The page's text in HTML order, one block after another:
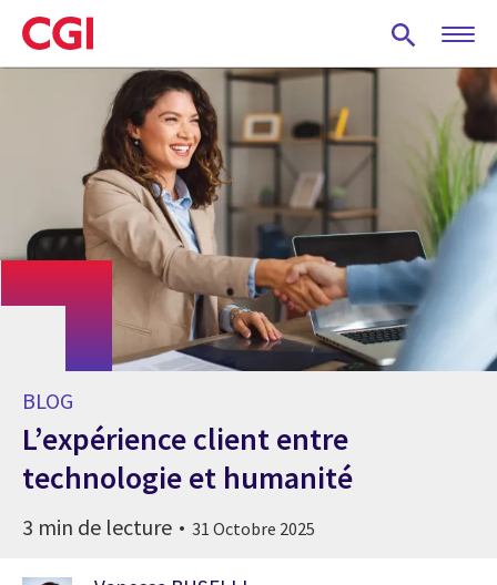
Skip
to
main
BLOG
L’expérience client entre
technologie et humanité
3 min de lecture 31 Octobre 2025